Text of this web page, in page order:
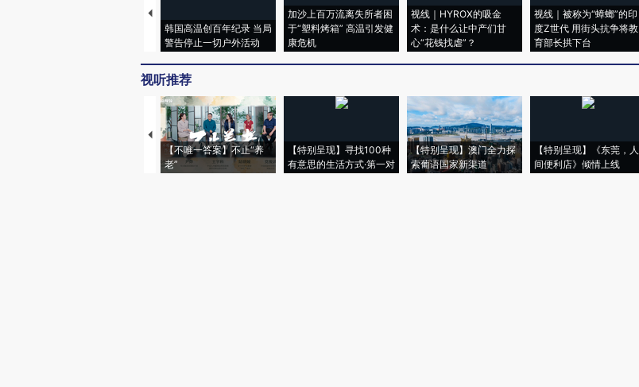
韩国高温创百年纪录 当局
警告停止一切户外活动
加沙上百万流离失所者困
于“塑料烤箱” 高温引发健
康危机
视线｜HYROX的吸金
术：是什么让中产们甘
心“花钱找虐”？
视线｜被称为“蟑螂”的印
度Z世代 用街头抗争将教
育部长拱下台
视听推荐
【不唯一答案】不止“养
老”
【特别呈现】寻找100种
有意思的生活方式·第一对
【特别呈现】澳门全力探
索葡语国家新渠道
【特别呈现】《东莞，人
间便利店》倾情上线